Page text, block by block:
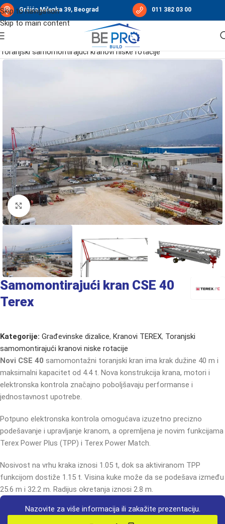
Skip to navigation
Skip to main content
Grčića Milenka 39, Beograd 011 382 03 00
Početna Građevinske dizalice/ Kranovi TEREX
Toranjski samomontirajući kranovi niske rotacije
Click to enlarge
Samomontirajući kran CSE 40
Terex
Kategorije: Građevinske dizalice, Kranovi TEREX, Toranjski
samomontirajući kranovi niske rotacije
Novi CSE 40 samomontažni toranjski kran ima krak dužine 40 m i
maksimalni kapacitet od 4.4 t. Nova konstrukcija krana, motori i
elektronska kontrola značajno poboljšavaju performanse i
jednostavnost upotrebe.
Potpuno elektronska kontrola omogućava izuzetno precizno
podešavanje i upravljanje kranom, a opremljena je novim funkcijama
Terex Power Plus (TPP) i Terex Power Match.
Nosivost na vrhu kraka iznosi 1.05 t, dok sa aktiviranom TPP
funkcijom dostiže 1.15 t. Visina kuke može da se podešava između
25.6 m i 32.2 m. Radijus okretanja iznosi 2.8 m.
Nazovite za više informacija ili zakažite prezentaciju.